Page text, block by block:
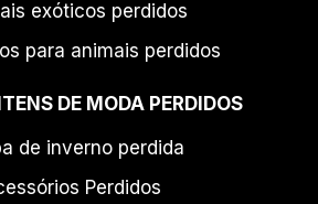
exóticos perdidos
para animais perdidos
DE MODA PERDIDOS
de inverno perdida
Perdidos